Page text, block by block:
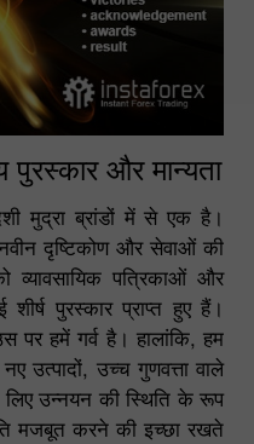
पुरस्कार और मान्यता
मुद्रा ब्रांडों में से एक है।
दृष्टिकोण और सेवाओं की
पत्रिकाओं और
पुरस्कार प्राप्त हुए हैं।
पर हमें गर्व है। हालांकि, हम
उच्च गुणवत्ता वाले
लिए उन्नयन की स्थिति के रूप
मजबूत करने की इच्छा रखते